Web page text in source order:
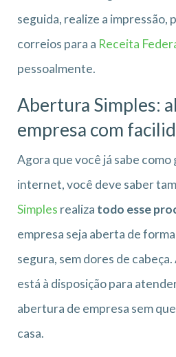
seguida, realize a impressão,
correios para a Receita
pessoalmente.
Abertura Simples:
empresa com
Agora que você já sabe
internet, você deve saber
Simples realiza todo esse
empresa seja aberta de
segura, sem dores de
está à disposição para
abertura de empresa sem
casa.